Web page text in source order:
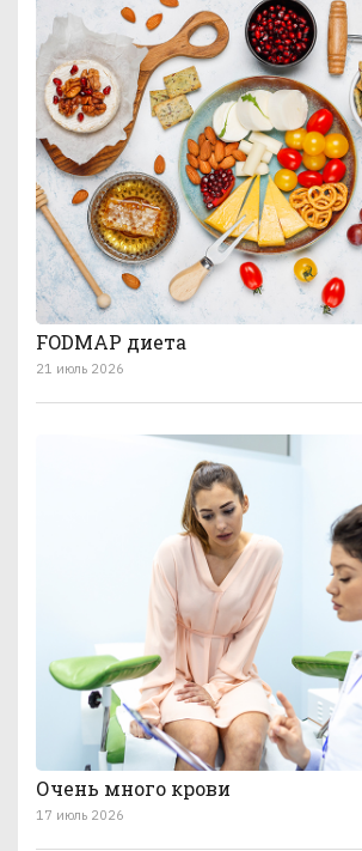
FODMAP диета
21 июль 2026
Очень много крови
17 июль 2026